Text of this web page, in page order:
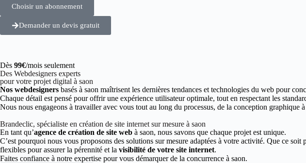
Choisir un abonnement
Demander un devis gratuit
Dès 99€/mois seulement
Des Webdesigners experts
pour votre projet digital à saon
Nos webdesigners basés à saon maîtrisent les dernières tendances et technologies du web pour
Chaque détail est pensé pour offrir une expérience utilisateur optimale, tout en respectant les
Nous nous engageons à travailler avec vous tout au long du processus, de la conception
Brandeclic, spécialiste en création de site internet sur mesure à saon
En tant qu’agence de création de site web à saon, nous savons que chaque projet est unique.
C’est pourquoi nous vous proposons des solutions sur mesure adaptées à votre activité. Que ce
flexibles pour assurer la pérennité et la visibilité de votre site internet.
Faites confiance à notre expertise pour vous démarquer de la concurrence à saon.